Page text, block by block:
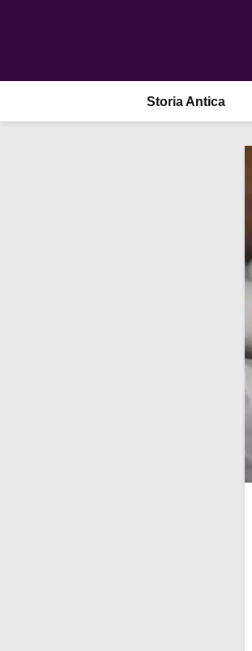
Storia Antica